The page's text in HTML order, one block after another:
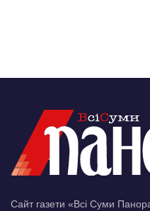
Сайт газети «Всі Суми